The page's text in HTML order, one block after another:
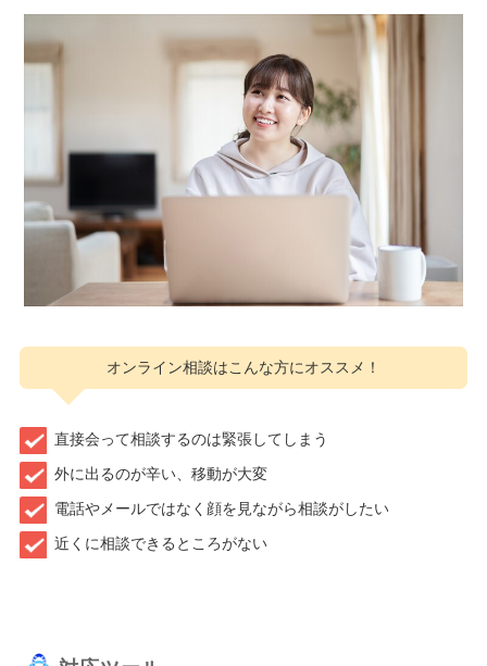
オンライン相談はこんな方にオススメ！
直接会って相談するのは緊張してしまう
外に出るのが辛い、移動が大変
電話やメールではなく顔を見ながら相談がしたい
近くに相談できるところがない